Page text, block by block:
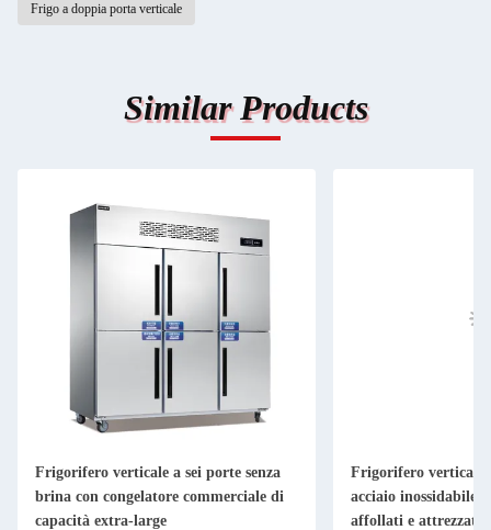
Frigo a doppia porta verticale
Similar Products
Frigorifero verticale a sei porte senza
brina con congelatore commerciale di
capacità extra-large
Frigorifero verticale
acciaio inossidabile
affollati e